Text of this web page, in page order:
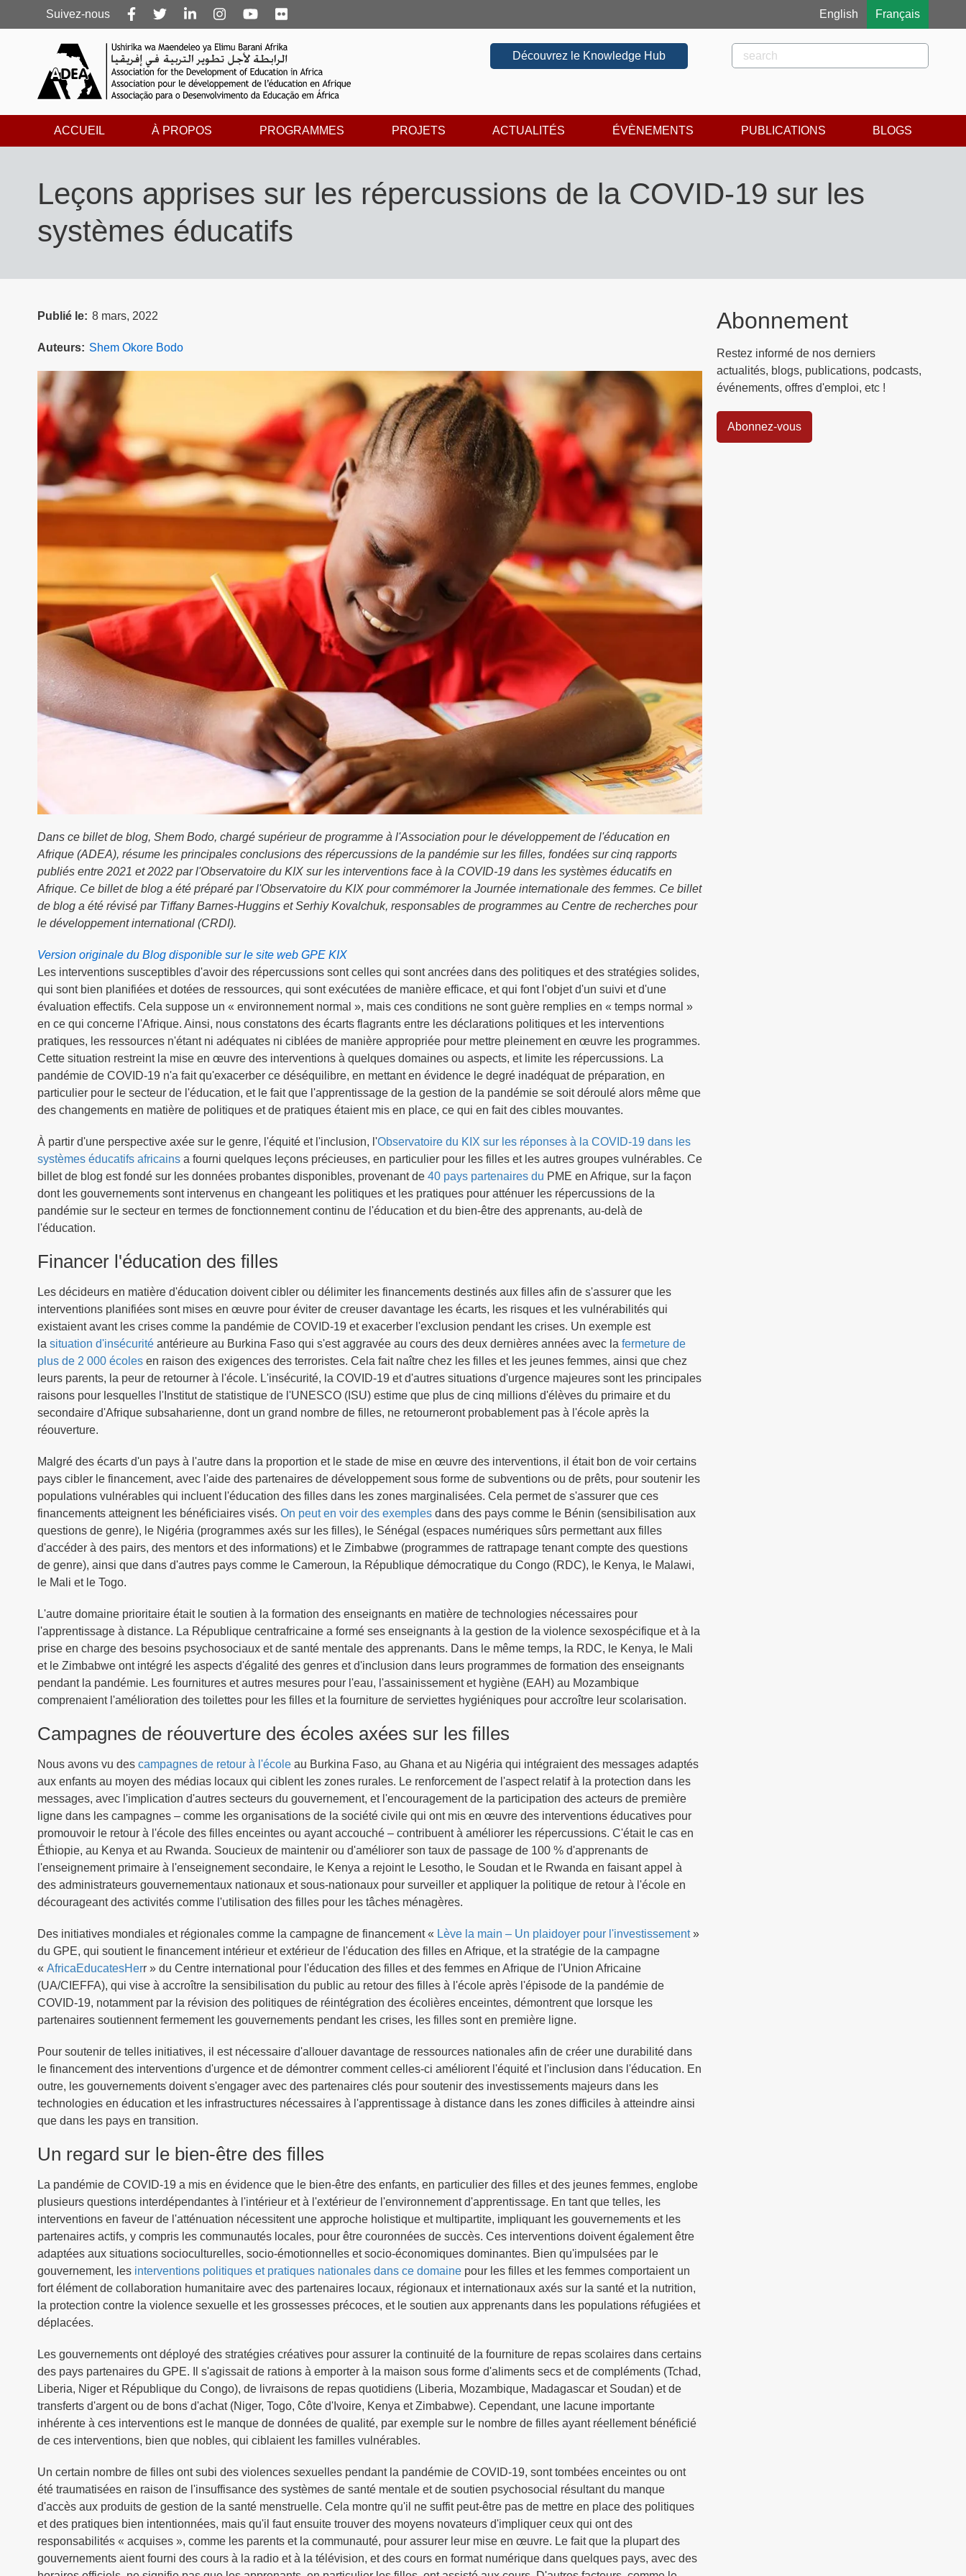
Follow
us
Suivez-nous English Français
Rechercher
Rechercher
Découvrez le Knowledge Hub
ACCUEIL À PROPOS PROGRAMMES PROJETS ACTUALITÉS ÉVÈNEMENTS PUBLICATIONS BLOGS
Leçons apprises sur les répercussions de la COVID-19 sur les
systèmes éducatifs
Publié le 8 mars, 2022
Auteurs Shem Okore Bodo
Dans ce billet de blog, Shem Bodo, chargé supérieur de programme à l'Association pour le développement de l'éducation en
Afrique (ADEA), résume les principales conclusions des répercussions de la pandémie sur les filles, fondées sur cinq rapports
publiés entre 2021 et 2022 par l'Observatoire du KIX sur les interventions face à la COVID-19 dans les systèmes éducatifs en
Afrique. Ce billet de blog a été préparé par l'Observatoire du KIX pour commémorer la Journée internationale des femmes. Ce billet
de blog a été révisé par Tiffany Barnes-Huggins et Serhiy Kovalchuk, responsables de programmes au Centre de recherches pour
le développement international (CRDI).
Version originale du Blog disponible sur le site web GPE KIX
Les interventions susceptibles d'avoir des répercussions sont celles qui sont ancrées dans des politiques et des stratégies solides,
qui sont bien planifiées et dotées de ressources, qui sont exécutées de manière efficace, et qui font l'objet d'un suivi et d'une
évaluation effectifs. Cela suppose un « environnement normal », mais ces conditions ne sont guère remplies en « temps normal »
en ce qui concerne l'Afrique. Ainsi, nous constatons des écarts flagrants entre les déclarations politiques et les interventions
pratiques, les ressources n'étant ni adéquates ni ciblées de manière appropriée pour mettre pleinement en œuvre les programmes.
Cette situation restreint la mise en œuvre des interventions à quelques domaines ou aspects, et limite les répercussions. La
pandémie de COVID-19 n'a fait qu'exacerber ce déséquilibre, en mettant en évidence le degré inadéquat de préparation, en
particulier pour le secteur de l'éducation, et le fait que l'apprentissage de la gestion de la pandémie se soit déroulé alors même que
des changements en matière de politiques et de pratiques étaient mis en place, ce qui en fait des cibles mouvantes.
À partir d'une perspective axée sur le genre, l'équité et l'inclusion, l'Observatoire du KIX sur les réponses à la COVID-19 dans les
systèmes éducatifs africains a fourni quelques leçons précieuses, en particulier pour les filles et les autres groupes vulnérables. Ce
billet de blog est fondé sur les données probantes disponibles, provenant de 40 pays partenaires du PME en Afrique, sur la façon
dont les gouvernements sont intervenus en changeant les politiques et les pratiques pour atténuer les répercussions de la
pandémie sur le secteur en termes de fonctionnement continu de l'éducation et du bien-être des apprenants, au-delà de
l'éducation.
Financer l'éducation des filles
Les décideurs en matière d'éducation doivent cibler ou délimiter les financements destinés aux filles afin de s'assurer que les
interventions planifiées sont mises en œuvre pour éviter de creuser davantage les écarts, les risques et les vulnérabilités qui
existaient avant les crises comme la pandémie de COVID-19 et exacerber l'exclusion pendant les crises. Un exemple est
la situation d'insécurité antérieure au Burkina Faso qui s'est aggravée au cours des deux dernières années avec la fermeture de
plus de 2 000 écoles en raison des exigences des terroristes. Cela fait naître chez les filles et les jeunes femmes, ainsi que chez
leurs parents, la peur de retourner à l'école. L'insécurité, la COVID-19 et d'autres situations d'urgence majeures sont les principales
raisons pour lesquelles l'Institut de statistique de l'UNESCO (ISU) estime que plus de cinq millions d'élèves du primaire et du
secondaire d'Afrique subsaharienne, dont un grand nombre de filles, ne retourneront probablement pas à l'école après la
réouverture.
Malgré des écarts d'un pays à l'autre dans la proportion et le stade de mise en œuvre des interventions, il était bon de voir certains
pays cibler le financement, avec l'aide des partenaires de développement sous forme de subventions ou de prêts, pour soutenir les
populations vulnérables qui incluent l'éducation des filles dans les zones marginalisées. Cela permet de s'assurer que ces
financements atteignent les bénéficiaires visés. On peut en voir des exemples dans des pays comme le Bénin (sensibilisation aux
questions de genre), le Nigéria (programmes axés sur les filles), le Sénégal (espaces numériques sûrs permettant aux filles
d'accéder à des pairs, des mentors et des informations) et le Zimbabwe (programmes de rattrapage tenant compte des questions
de genre), ainsi que dans d'autres pays comme le Cameroun, la République démocratique du Congo (RDC), le Kenya, le Malawi,
le Mali et le Togo.
L'autre domaine prioritaire était le soutien à la formation des enseignants en matière de technologies nécessaires pour
l'apprentissage à distance. La République centrafricaine a formé ses enseignants à la gestion de la violence sexospécifique et à la
prise en charge des besoins psychosociaux et de santé mentale des apprenants. Dans le même temps, la RDC, le Kenya, le Mali
et le Zimbabwe ont intégré les aspects d'égalité des genres et d'inclusion dans leurs programmes de formation des enseignants
pendant la pandémie. Les fournitures et autres mesures pour l'eau, l'assainissement et hygiène (EAH) au Mozambique
comprenaient l'amélioration des toilettes pour les filles et la fourniture de serviettes hygiéniques pour accroître leur scolarisation.
Campagnes de réouverture des écoles axées sur les filles
Nous avons vu des campagnes de retour à l'école au Burkina Faso, au Ghana et au Nigéria qui intégraient des messages adaptés
aux enfants au moyen des médias locaux qui ciblent les zones rurales. Le renforcement de l'aspect relatif à la protection dans les
messages, avec l'implication d'autres secteurs du gouvernement, et l'encouragement de la participation des acteurs de première
ligne dans les campagnes – comme les organisations de la société civile qui ont mis en œuvre des interventions éducatives pour
promouvoir le retour à l'école des filles enceintes ou ayant accouché – contribuent à améliorer les répercussions. C'était le cas en
Éthiopie, au Kenya et au Rwanda. Soucieux de maintenir ou d'améliorer son taux de passage de 100 % d'apprenants de
l'enseignement primaire à l'enseignement secondaire, le Kenya a rejoint le Lesotho, le Soudan et le Rwanda en faisant appel à
des administrateurs gouvernementaux nationaux et sous-nationaux pour surveiller et appliquer la politique de retour à l'école en
décourageant des activités comme l'utilisation des filles pour les tâches ménagères.
Des initiatives mondiales et régionales comme la campagne de financement « Lève la main – Un plaidoyer pour l'investissement»
du GPE, qui soutient le financement intérieur et extérieur de l'éducation des filles en Afrique, et la stratégie de la campagne
« AfricaEducatesHerr » du Centre international pour l'éducation des filles et des femmes en Afrique de l'Union Africaine
(UA/CIEFFA), qui vise à accroître la sensibilisation du public au retour des filles à l'école après l'épisode de la pandémie de
COVID-19, notamment par la révision des politiques de réintégration des écolières enceintes, démontrent que lorsque les
partenaires soutiennent fermement les gouvernements pendant les crises, les filles sont en première ligne.
Pour soutenir de telles initiatives, il est nécessaire d'allouer davantage de ressources nationales afin de créer une durabilité dans
le financement des interventions d'urgence et de démontrer comment celles-ci améliorent l'équité et l'inclusion dans l'éducation. En
outre, les gouvernements doivent s'engager avec des partenaires clés pour soutenir des investissements majeurs dans les
technologies en éducation et les infrastructures nécessaires à l'apprentissage à distance dans les zones difficiles à atteindre ainsi
que dans les pays en transition.
Un regard sur le bien-être des filles
La pandémie de COVID-19 a mis en évidence que le bien-être des enfants, en particulier des filles et des jeunes femmes, englobe
plusieurs questions interdépendantes à l'intérieur et à l'extérieur de l'environnement d'apprentissage. En tant que telles, les
interventions en faveur de l'atténuation nécessitent une approche holistique et multipartite, impliquant les gouvernements et les
partenaires actifs, y compris les communautés locales, pour être couronnées de succès. Ces interventions doivent également être
adaptées aux situations socioculturelles, socio-émotionnelles et socio-économiques dominantes. Bien qu'impulsées par le
gouvernement, les interventions politiques et pratiques nationales dans ce domaine pour les filles et les femmes comportaient un
fort élément de collaboration humanitaire avec des partenaires locaux, régionaux et internationaux axés sur la santé et la nutrition,
la protection contre la violence sexuelle et les grossesses précoces, et le soutien aux apprenants dans les populations réfugiées et
déplacées.
Les gouvernements ont déployé des stratégies créatives pour assurer la continuité de la fourniture de repas scolaires dans certains
des pays partenaires du GPE. Il s'agissait de rations à emporter à la maison sous forme d'aliments secs et de compléments (Tchad,
Liberia, Niger et République du Congo), de livraisons de repas quotidiens (Liberia, Mozambique, Madagascar et Soudan) et de
transferts d'argent ou de bons d'achat (Niger, Togo, Côte d'Ivoire, Kenya et Zimbabwe). Cependant, une lacune importante
inhérente à ces interventions est le manque de données de qualité, par exemple sur le nombre de filles ayant réellement bénéficié
de ces interventions, bien que nobles, qui ciblaient les familles vulnérables.
Un certain nombre de filles ont subi des violences sexuelles pendant la pandémie de COVID-19, sont tombées enceintes ou ont
été traumatisées en raison de l'insuffisance des systèmes de santé mentale et de soutien psychosocial résultant du manque
d'accès aux produits de gestion de la santé menstruelle. Cela montre qu'il ne suffit peut-être pas de mettre en place des politiques
et des pratiques bien intentionnées, mais qu'il faut ensuite trouver des moyens novateurs d'impliquer ceux qui ont des
responsabilités « acquises », comme les parents et la communauté, pour assurer leur mise en œuvre. Le fait que la plupart des
gouvernements aient fourni des cours à la radio et à la télévision, et des cours en format numérique dans quelques pays, avec des
Abonnement
Restez informé de nos derniers
actualités, blogs, publications, podcasts,
événements, offres d'emploi, etc !
Abonnez-vous